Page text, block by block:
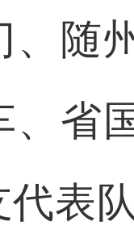
、随
、省
代表